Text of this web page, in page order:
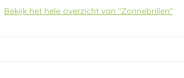
Bekijk het hele overzicht van "Zonnebrillen"